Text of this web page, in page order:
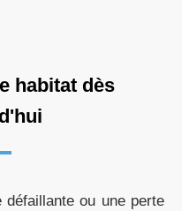
habitat dès
ou une perte